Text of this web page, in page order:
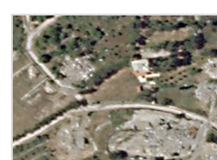
Image